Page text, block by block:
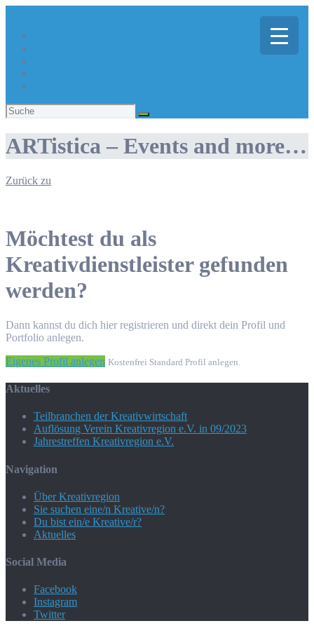
Suchen
nach:
ARTistica – Events and more…
Zurück zu
Möchtest du als
Kreativdienstleister gefunden
werden?
Dann kannst du dich hier registrieren und direkt dein Profil und
Portfolio anlegen.
Eigenes Profil anlegen Kostenfrei Standard Profil anlegen.
Aktuelles
Teilbranchen der Kreativwirtschaft
Auflösung Verein Kreativregion e.V. in 09/2023
Jahrestreffen Kreativregion e.V.
Navigation
Über Kreativregion
Sie suchen eine/n Kreative/n?
Du bist ein/e Kreative/r?
Aktuelles
Social Media
Facebook
Instagram
Twitter